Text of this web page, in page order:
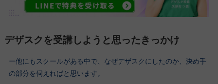
デザスクを受講しようと思ったきっかけ
ー他にもスクールがある中で、なぜデザスクにしたのか、決め手
の部分を伺えればと思います。